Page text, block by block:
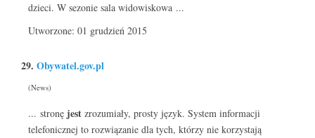
dzieci. W sezonie sala widowiskowa ...
Utworzone: 01 grudzień 2015
29. Obywatel.gov.pl
(News)
... stronę jest zrozumiały, prosty język. System informacji
telefonicznej to rozwiązanie dla tych, którzy nie korzystają